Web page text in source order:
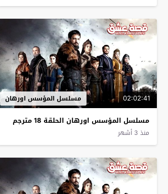
02:02:41 مسلسل المؤسس اورهان
مسلسل المؤسس اورهان الحلقة 18 مترجم
منذ 3 أشهر